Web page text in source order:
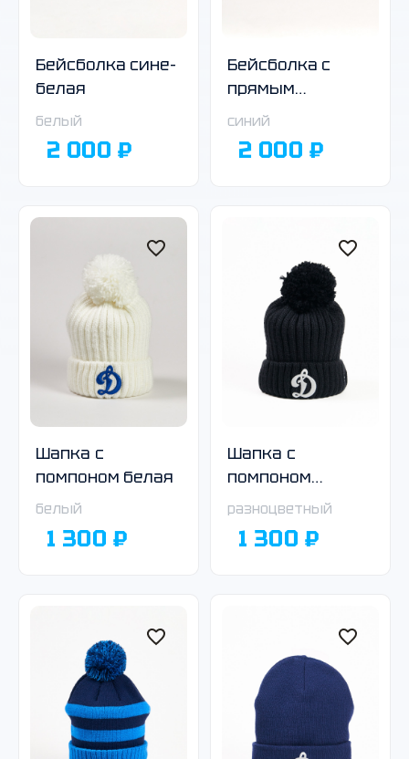
Бейсболка сине-
белая
белый
2 000 ₽
Бейсболка с
прямым
козырьком
синий
2 000 ₽
Шапка с
помпоном белая
белый
1 300 ₽
Шапка с
помпоном
разноцветный
1 300 ₽